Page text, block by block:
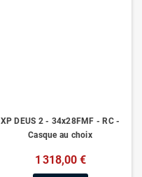
XP DEUS 2 - 34x28FMF - RC -
Casque au choix
1 318,00 €